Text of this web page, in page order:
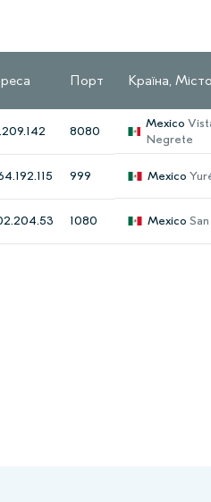
Порт Країна, Місто
8080
Mexico
Negrete
999 Mexico
1080 Mexico